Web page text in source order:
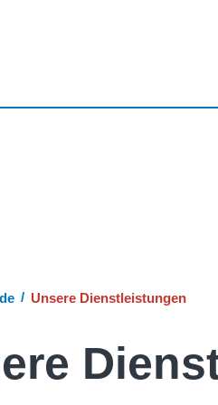
Unsere Dienstleistungen